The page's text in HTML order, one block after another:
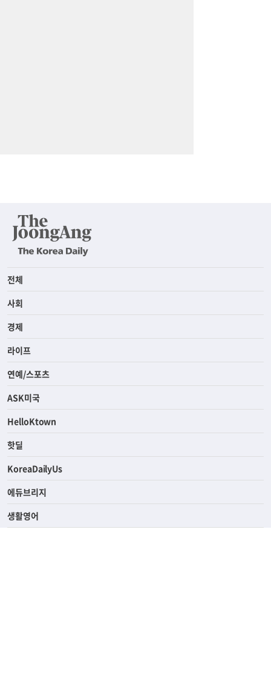
전체
사회
경제
라이프
연예/스포츠
ASK미국
HelloKtown
핫딜
KoreaDailyUs
에듀브리지